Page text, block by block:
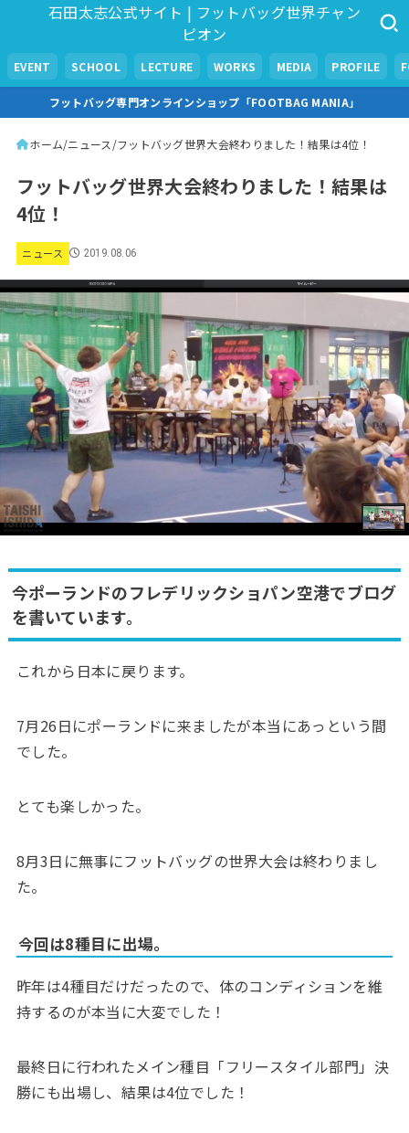
石田太志公式サイト | フットバッグ世界チャン
ピオン
EVENT SCHOOL LECTURE WORKS MEDIA PROFILE
フットバッグ専門オンラインショップ「FOOTBAG MANIA」
ホーム ニュース フットバッグ世界大会終わりました！結果は4位！
フットバッグ世界大会終わりました！結果は
4位！
ニュース 2019.08.06
今ポーランドのフレデリックショパン空港でブログ
を書いています。
これから日本に戻ります。
7月26日にポーランドに来ましたが本当にあっという間
でした。
とても楽しかった。
8月3日に無事にフットバッグの世界大会は終わりまし
た。
今回は8種目に出場。
昨年は4種目だけだったので、体のコンディションを維
持するのが本当に大変でした！
最終日に行われたメイン種目「フリースタイル部門」決
勝にも出場し、結果は4位でした！